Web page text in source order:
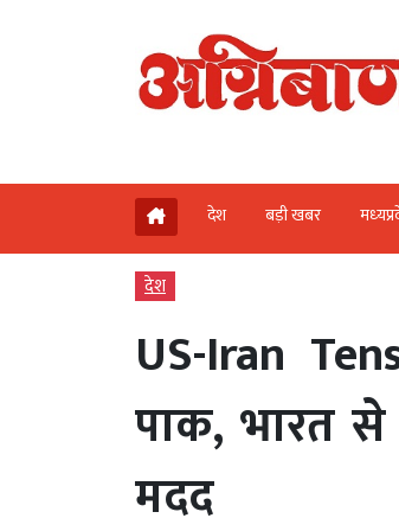
देश बड़ी खबर
देश
US-Iran
पाक, भारत से
मदद